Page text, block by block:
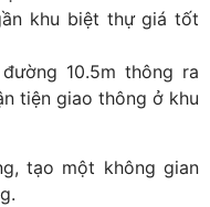
khu biệt thự giá tốt
10.5m thông ra
tiện giao thông ở khu
tạo một không gian